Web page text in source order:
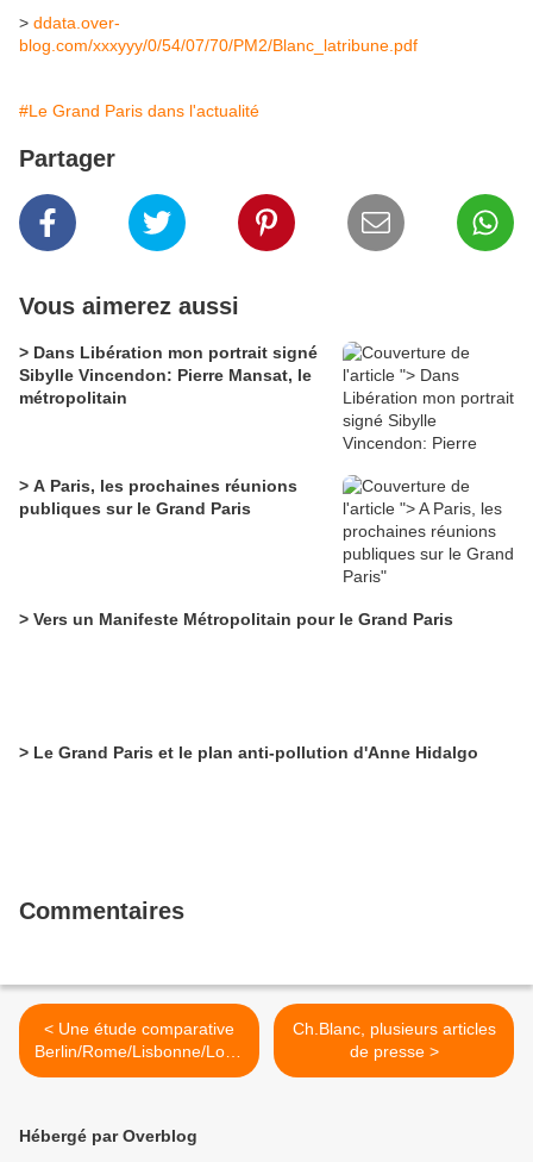
> ddata.over-
blog.com/xxxyyy/0/54/07/70/PM2/Blanc_latribune.pdf
#Le Grand Paris dans l'actualité
Partager
Vous aimerez aussi
> Dans Libération mon portrait signé
Sibylle Vincendon: Pierre Mansat, le
métropolitain
> A Paris, les prochaines réunions
publiques sur le Grand Paris
> Vers un Manifeste Métropolitain pour le Grand Paris
> Le Grand Paris et le plan anti-pollution d'Anne Hidalgo
Commentaires
< Une étude comparative
Berlin/Rome/Lisbonne/Lond
res/Madrid
Ch.Blanc, plusieurs articles
de presse >
Hébergé par Overblog